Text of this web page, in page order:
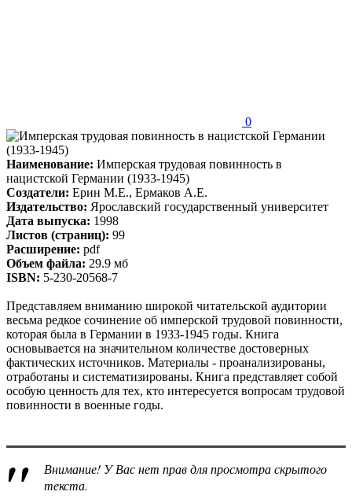
0
Наименование: Имперская трудовая повинность в
нацистской Германии (1933-1945)
Создатели: Ерин М.Е., Ермаков А.Е.
Издательство: Ярославский государственный университет
Дата выпуска: 1998
Листов (страниц): 99
Расширение: pdf
Объем файла: 29.9 мб
ISBN: 5-230-20568-7
Представляем вниманию широкой читательской аудитории
весьма редкое сочинение об имперской трудовой повинности,
которая была в Германии в 1933-1945 годы. Книга
основывается на значительном количестве достоверных
фактических источников. Материалы - проанализированы,
отработаны и систематизированы. Книга представляет собой
особую ценность для тех, кто интересуется вопросам трудовой
повинности в военные годы.
Внимание! У Вас нет прав для просмотра скрытого
текста.